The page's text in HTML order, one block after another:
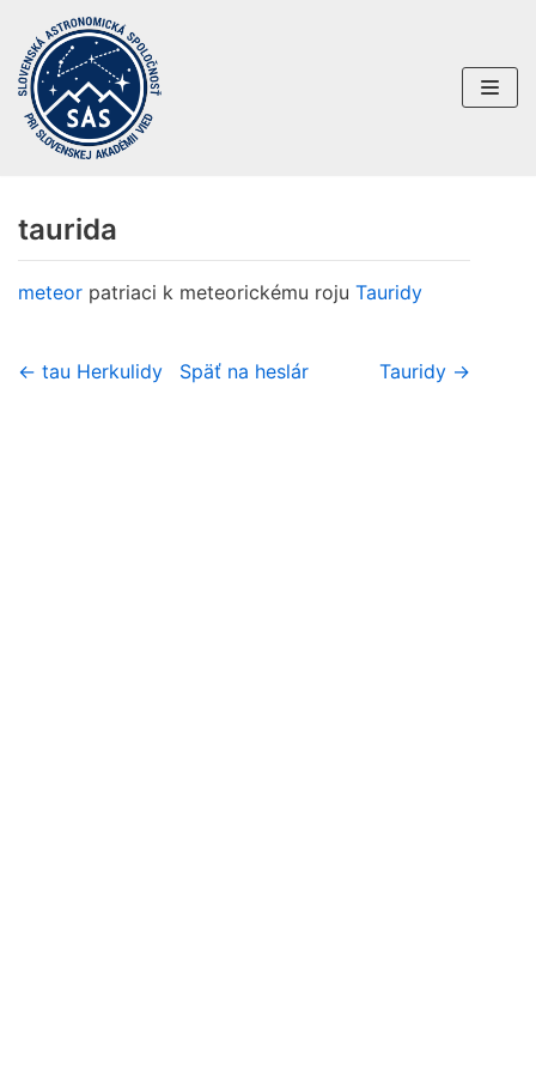
Preskočiť
na
obsah
taurida
meteor patriaci k meteorickému roju Tauridy
← tau Herkulidy Späť na heslár Tauridy →